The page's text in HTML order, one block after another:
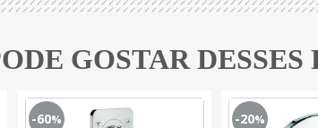
GOSTAR DESSES
-60% -20%